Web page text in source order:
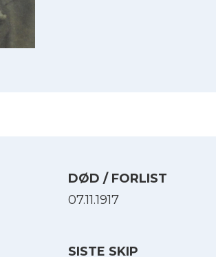
DØD / FORLIST
07.11.1917
SISTE SKIP
Velg språk
English